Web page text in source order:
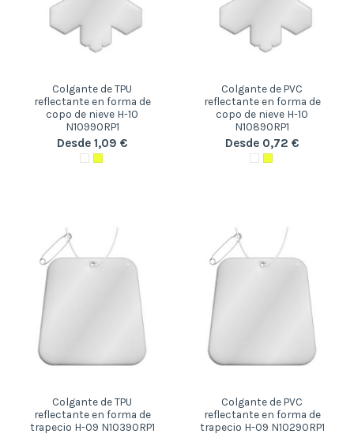
Colgante de TPU
reflectante en forma de
copo de nieve H-10
N10990RP1
Desde 1,09 €
Colgante de PVC
reflectante en forma de
copo de nieve H-10
N10890RP1
Desde 0,72 €
Colgante de TPU
reflectante en forma de
trapecio H-09 N10390RP1
Colgante de PVC
reflectante en forma de
trapecio H-09 N10290RP1